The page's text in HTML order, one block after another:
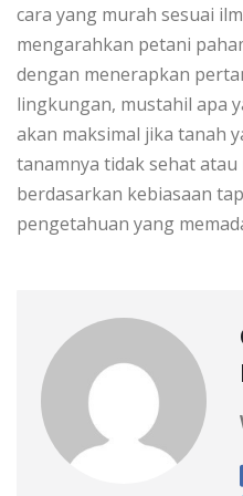
cara yang murah sesuai
mengarahkan petani
dengan menerapkan
lingkungan, mustahil apa
akan maksimal jika tanah
tanamnya tidak sehat
berdasarkan kebiasaan
pengetahuan yang